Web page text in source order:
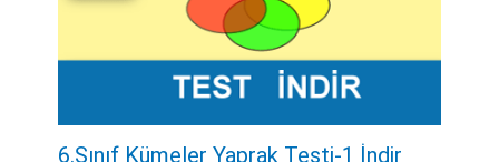
6.Sınıf Kümeler Yaprak Testi-1 İndir